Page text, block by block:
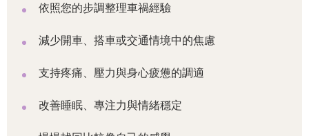
依照您的步調整理車禍經驗
減少開車、搭車或交通情境中的焦慮
支持疼痛、壓力與身心疲憊的調適
改善睡眠、專注力與情緒穩定